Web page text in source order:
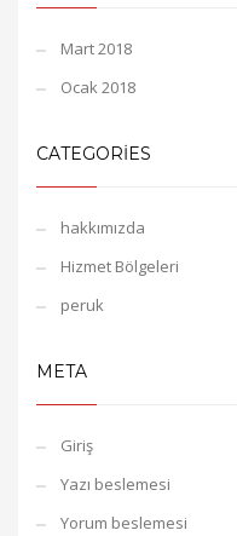
Mart 2018
Ocak 2018
CATEGORIES
hakkımızda
Hizmet Bölgeleri
peruk
META
Giriş
Yazı beslemesi
Yorum beslemesi